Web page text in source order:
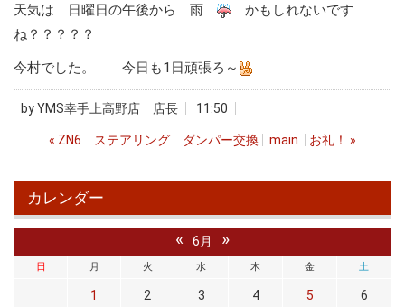
天気は 日曜日の午後から 雨
かもしれないです
ね？？？？？
今村でした。 今日も1日頑張ろ～
byYMS幸手上高野店 店長 11:50
« ZN6 ステアリング ダンパー交換 main お礼！ »
カレンダー
« 6月 »
日 月 火 水 木 金 土
1 2 3 4 5 6